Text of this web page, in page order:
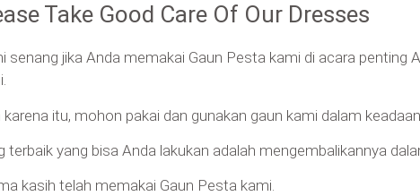
Take Good Care Of Our Dresses
senang jika Anda memakai Gaun Pesta kami di acara
karena itu, mohon pakai dan gunakan gaun kami dalam
terbaik yang bisa Anda lakukan adalah mengembalikannya
kasih telah memakai Gaun Pesta kami.